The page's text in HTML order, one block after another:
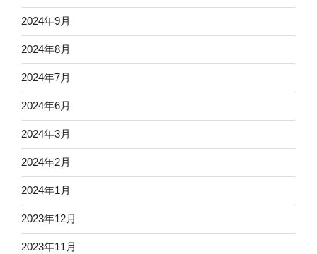
2024年9月
2024年8月
2024年7月
2024年6月
2024年3月
2024年2月
2024年1月
2023年12月
2023年11月